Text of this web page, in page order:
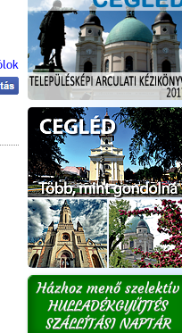
Házhoz menő szelektív
HULLADÉKGYŰJTÉS
SZÁLLÍTÁSI NAPTÁR